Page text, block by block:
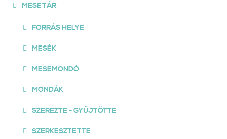
MESETÁR
FORRÁS HELYE
MESÉK
MESEMONDÓ
MONDÁK
SZEREZTE - GYŰJTÖTTE
SZERKESZTETTE